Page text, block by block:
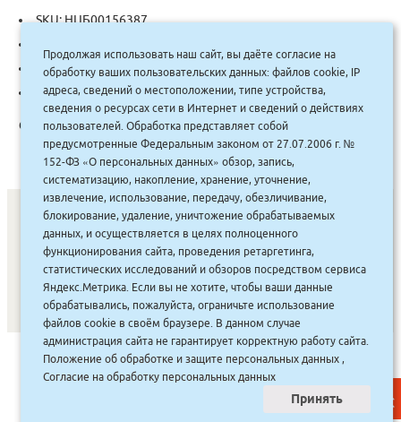
SKU:НЦБ00156387
Categories:Ваше здоровье,Диета
Tag:АСТ
Описание:
СОНУННАР|КОМПАНИЯ ТУҺУНАН |МАҔАҺЫЫННАР
АКЦИЯЛАР|ДИСКОНТНАЙ СИСТЕМА |ЮРИДИЧЕСКАЙ|
ВАКАНСИЯЛАР
САЙТ СОЗДАН:ООО "ЭЙФОС" . ИНФОРМАЦИОННЫЕ
ТЕХНОЛОГИИ
Продолжая использовать наш сайт, вы даёте согласие на
обработку ваших пользовательских данных: файлов cookie, IP
адреса, сведений о местоположении, типе устройства,
сведения о ресурсах сети в Интернет и сведений о действиях
пользователей. Обработка представляет собой
предусмотренные Федеральным законом от 27.07.2006 г. №
152-ФЗ «О персональных данных» обзор, запись,
систематизацию, накопление, хранение, уточнение,
извлечение, использование, передачу, обезличивание,
блокирование, удаление, уничтожение обрабатываемых
данных, и осуществляется в целях полноценного
функционирования сайта, проведения ретаргетинга,
статистических исследований и обзоров посредством сервиса
Яндекс.Метрика. Если вы не хотите, чтобы ваши данные
обрабатывались, пожалуйста, ограничьте использование
файлов cookie в своём браузере. В данном случае
администрация сайта не гарантирует корректную работу сайта.
Положение об обработке и защите персональных данных ,
Согласие на обработку персональных данных
Принять